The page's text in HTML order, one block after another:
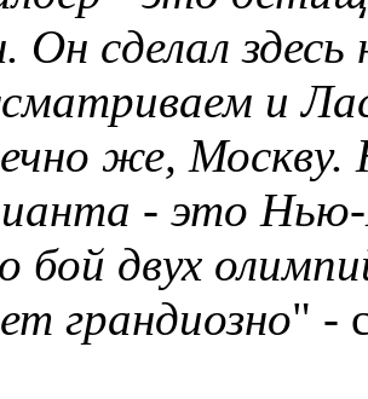
Он сделал
и
же, Москву.
- это
бой двух
грандиозно" -